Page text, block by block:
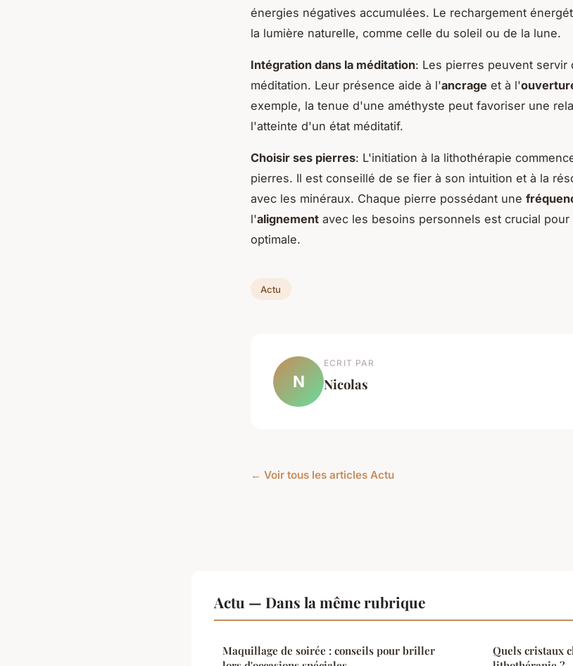
énergies négatives accumulées. Le rechargement
la lumière naturelle, comme celle du soleil ou de la lune.
Intégration dans la méditation: Les pierres peuvent servir
méditation. Leur présence aide à l'ancrage et à l'
exemple, la tenue d'une améthyste peut favoriser une
l'atteinte d'un état méditatif.
Choisir ses pierres: L'initiation à la lithothérapie
pierres. Il est conseillé de se fier à son intuition et à la
avec les minéraux. Chaque pierre possédant une
l'alignement avec les besoins personnels est crucial pour
optimale.
Actu
N
ECRIT PAR
Nicolas
← Voir tous les articles Actu
Actu — Dans la même rubrique
Maquillage de soirée : conseils pour briller
Quels cristaux